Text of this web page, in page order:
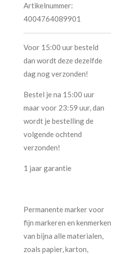
Artikelnummer:
4004764089901
Voor 15:00 uur besteld
dan wordt deze dezelfde
dag nog verzonden!
Bestel je na 15:00 uur
maar voor 23:59 uur, dan
wordt je bestelling de
volgende ochtend
verzonden!
1 jaar garantie
Permanente marker voor
fijn markeren en kenmerken
van bijna alle materialen,
zoals papier, karton,